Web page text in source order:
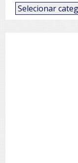
Categorias
de